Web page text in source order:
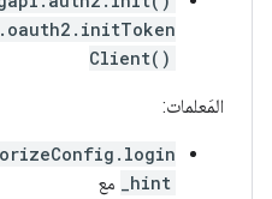
Client()
المَعلمات:
_hint
مع